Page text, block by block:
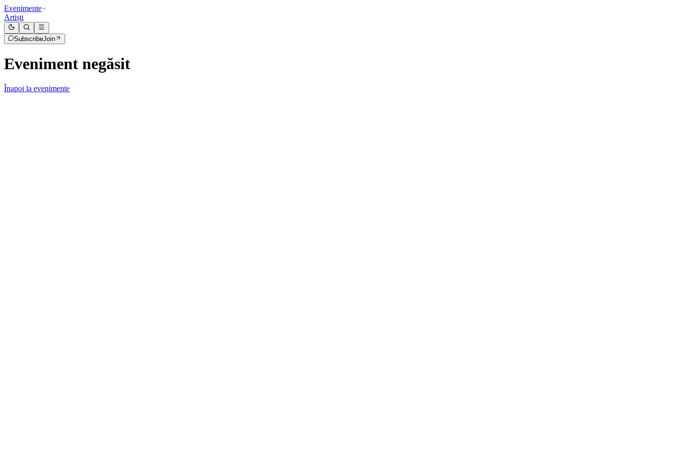
Evenimente
Artiști
SubscribeJoin
Eveniment negăsit
Înapoi la evenimente